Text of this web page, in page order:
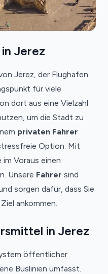
Jerez
Jerez, der Flughafen
für viele
dort aus eine Vielzahl
um die Stadt zu
privaten Fahrer
Option. Mit
im Voraus einen
Unsere Fahrer sind
sorgen dafür, dass Sie
ankommen.
in Jerez
öffentlicher
Buslinien umfasst.